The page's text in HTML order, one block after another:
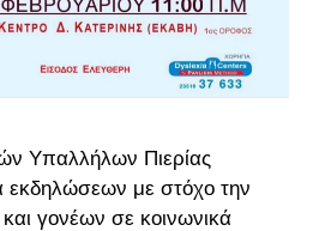
Υπαλλήλων Πιερίας
εκδηλώσεων με στόχο την
γονέων σε κοινωνικά